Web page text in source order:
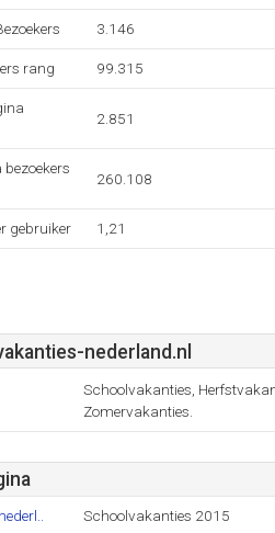
3.146
rang 99.315
2.851
260.108
gebruiker 1,21
nederland.nl
Schoolvakanties,
Zomervakanties.
Schoolvakanties 2015